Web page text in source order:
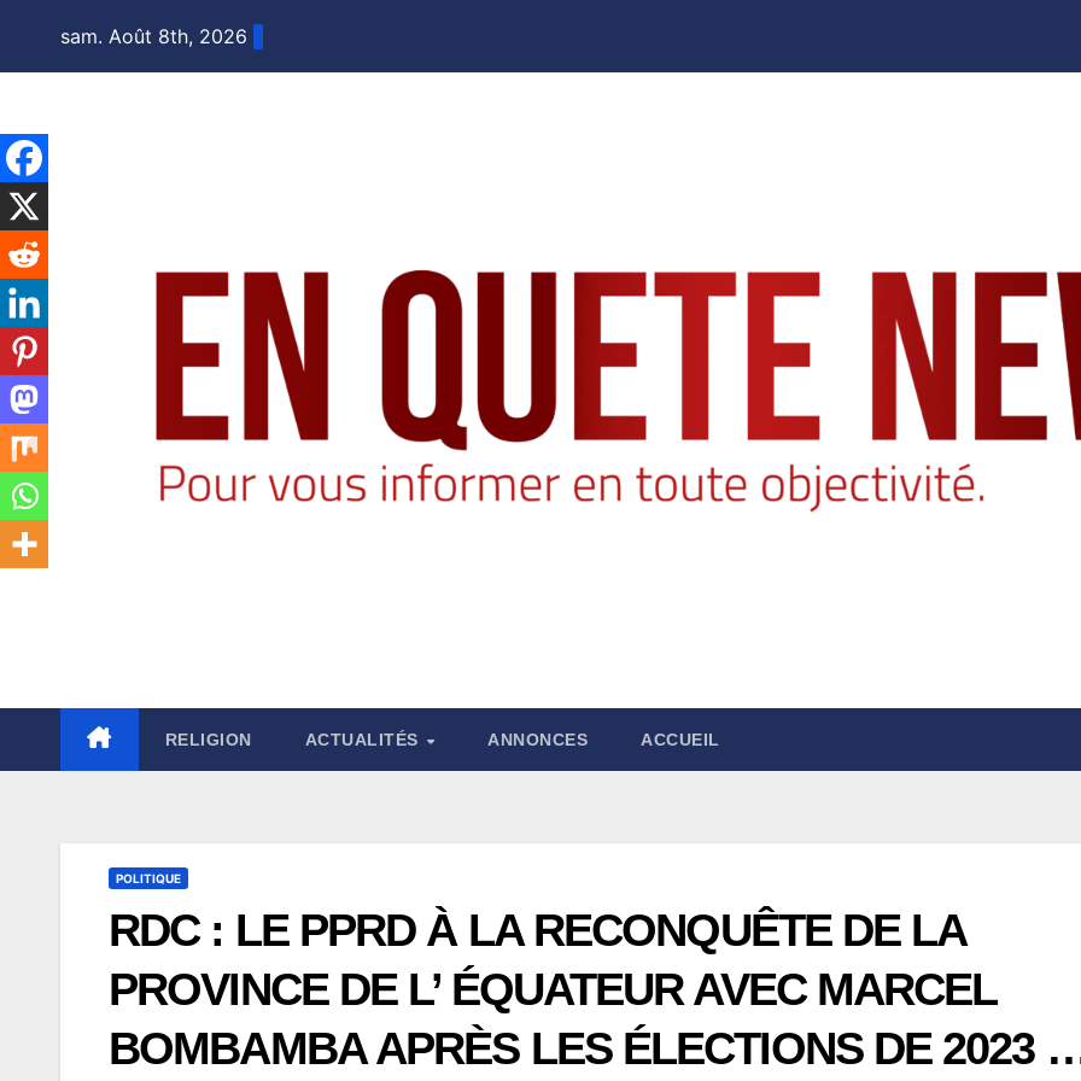
sam. Août 8th, 2026
RELIGION ACTUALITÉS ANNONCES ACCUEIL
POLITIQUE
RDC : LE PPRD À LA RECONQUÊTE DE LA
PROVINCE DE L’ ÉQUATEUR AVEC MARCEL
BOMBAMBA APRÈS LES ÉLECTIONS DE 2023